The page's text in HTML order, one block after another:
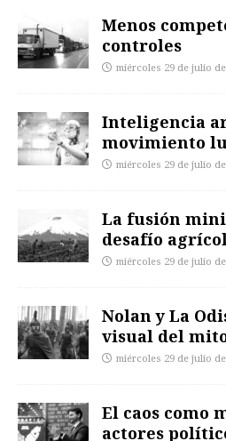
Menos
controles
miércoles 29 de julio
Inteligencia
movimiento
miércoles 29 de julio
La fusión
desafío
miércoles 29 de julio
Nolan y La
visual del
miércoles 29 de julio
El caos como
actores